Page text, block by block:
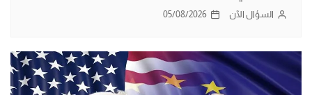
السؤال الآن 05/08/2026